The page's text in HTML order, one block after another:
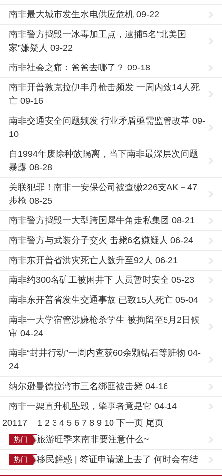
南非最大城市发生水电供应危机 09-22
南非警方捣毁一冰毒加工点，逮捕5名“北美国
家”嫌疑人 09-22
南非社会之痛：爸爸去哪了？ 09-18
南非开普敦克拉伊丰丹枪击频发 一周内致14人死
亡 09-16
南非交通安全问题频发 行业矛盾亟需监管改革 09-
10
自1994年废除种族隔离，当下南非最深层次问题
暴露 08-28
关联犯罪！南非一安保公司被查缴226支AK－47
步枪 08-25
南非警方捣毁一大型跨国犀牛角走私集团 08-21
南非警方与武装分子交火 击毙6名嫌疑人 06-24
南非东开普省洪灾死亡人数升至92人 06-21
南非约300名矿工被困井下 人员暂时安全 05-23
南非东开普省发生交通事故 已致15人死亡 05-04
南非一大学宿管涉嫌枪杀学生 被拘留至5月2日候
审 04-24
南非“封井行动”一周内查获60余颗钻石等赃物 04-
24
纳尔逊曼德拉湾市三名绑匪被击毙 04-16
南非一架直升机坠毁，肇事者竟是它 04-14
20117
1 2 3 4 5 6 7 8 9 10 下一页 尾页
热门 旅游旺季来南非要注意什么~
热门
移民解惑 | 签证申请递上去了 何时会有结
果？